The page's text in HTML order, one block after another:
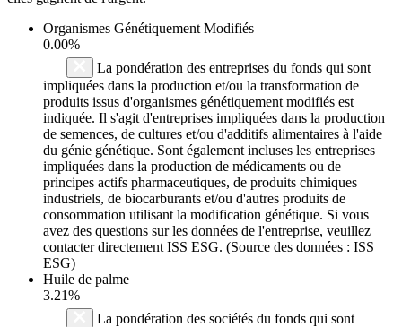
Organismes Génétiquement Modifiés
0.00%
La pondération des entreprises du fonds qui sont
impliquées dans la production et/ou la transformation de
produits issus d'organismes génétiquement modifiés est
indiquée. Il s'agit d'entreprises impliquées dans la production
de semences, de cultures et/ou d'additifs alimentaires à l'aide
du génie génétique. Sont également incluses les entreprises
impliquées dans la production de médicaments ou de
principes actifs pharmaceutiques, de produits chimiques
industriels, de biocarburants et/ou d'autres produits de
consommation utilisant la modification génétique. Si vous
avez des questions sur les données de l'entreprise, veuillez
contacter directement ISS ESG. (Source des données : ISS
ESG)
Huile de palme
3.21%
La pondération des sociétés du fonds qui sont